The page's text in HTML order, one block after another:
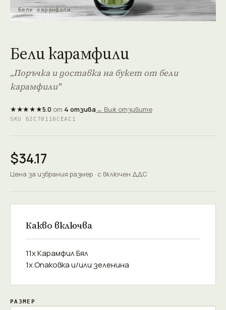
Бели карамфили
Бели карамфили
„Поръчка и доставка на букет от бели
карамфили"
★★★★★5.0от 4 отзива→ Виж отзивите
SKU 62C70110CEAC1
$34.17
Цена за избрания размер · с включен ДДС
Какво включва
11x Карамфил Бял
1x Опаковка и/или зеленина
РАЗМЕР